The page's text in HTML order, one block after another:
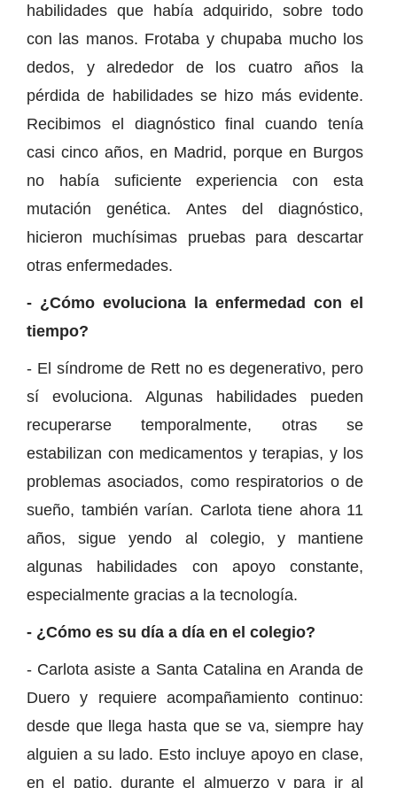
habilidades que había adquirido, sobre todo
con las manos. Frotaba y chupaba mucho los
dedos, y alrededor de los cuatro años la
pérdida de habilidades se hizo más evidente.
Recibimos el diagnóstico final cuando tenía
casi cinco años, en Madrid, porque en Burgos
no había suficiente experiencia con esta
mutación genética. Antes del diagnóstico,
hicieron muchísimas pruebas para descartar
otras enfermedades.
- ¿Cómo evoluciona la enfermedad con el
tiempo?
- El síndrome de Rett no es degenerativo, pero
sí evoluciona. Algunas habilidades pueden
recuperarse temporalmente, otras se
estabilizan con medicamentos y terapias, y los
problemas asociados, como respiratorios o de
sueño, también varían. Carlota tiene ahora 11
años, sigue yendo al colegio, y mantiene
algunas habilidades con apoyo constante,
especialmente gracias a la tecnología.
- ¿Cómo es su día a día en el colegio?
- Carlota asiste a Santa Catalina en Aranda de
Duero y requiere acompañamiento continuo:
desde que llega hasta que se va, siempre hay
alguien a su lado. Esto incluye apoyo en clase,
en el patio, durante el almuerzo y para ir al